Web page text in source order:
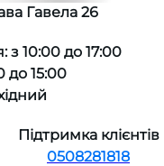
Гавела 26
з 10:00 до 17:00
до 15:00
Підтримка клієнтів
0508281818